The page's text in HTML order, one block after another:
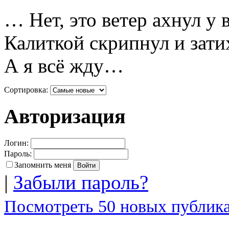
… Нет, это ветер ахнул у
Калиткой скрипнул и
А я всё жду…
Сортировка:
Авторизация
Логин:
Пароль:
Запомнить меня
| Забыли пароль?
Посмотреть 50 новых